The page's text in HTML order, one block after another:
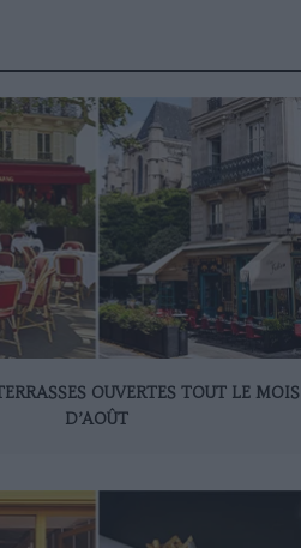
OUVERTES TOUT LE MOIS
D’AOÛT